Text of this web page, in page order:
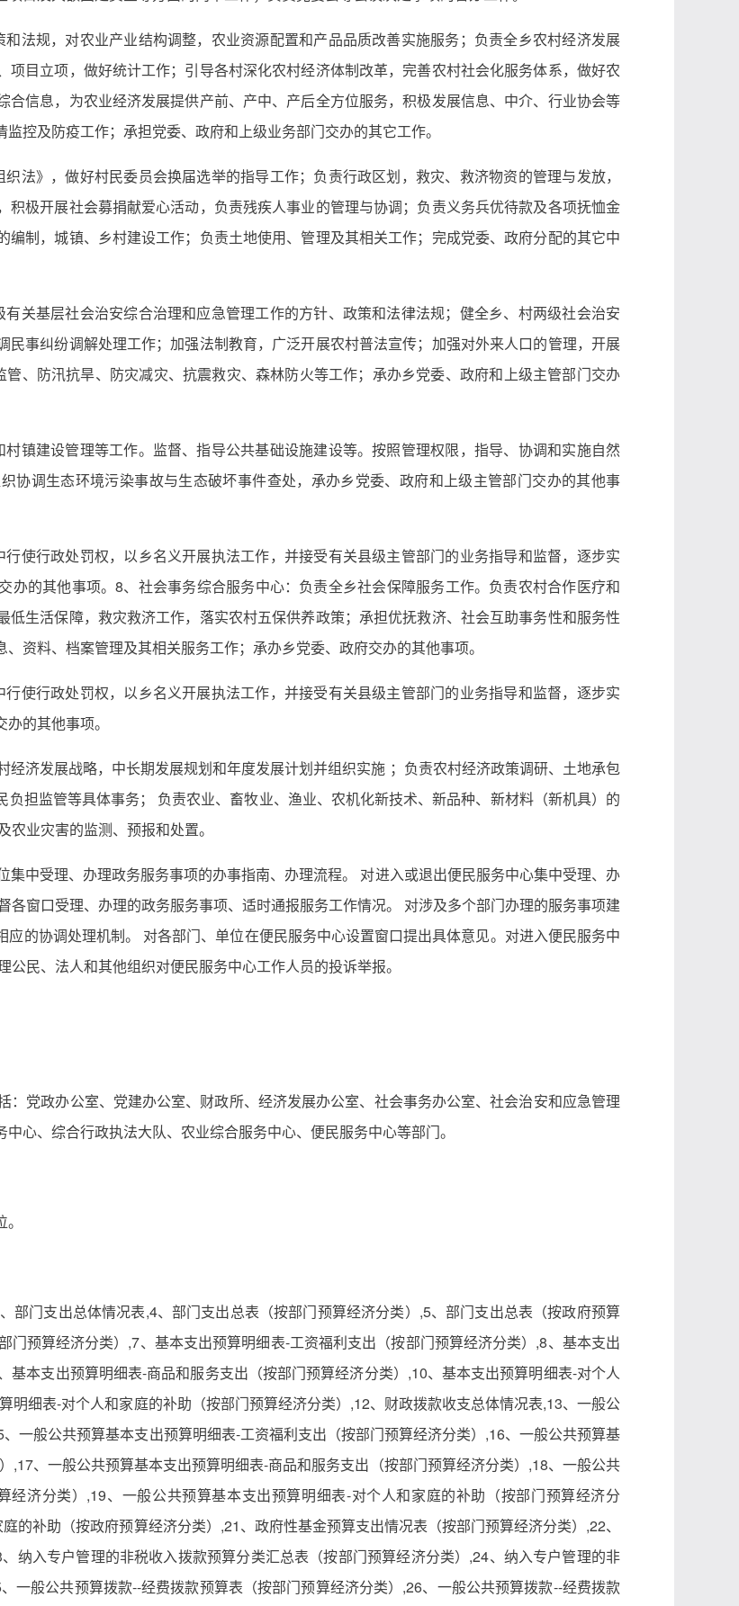
法规，对农业产业结构调整，农业资源配置和产品品质改善实施服务；负责全乡农村经济发展
目立项，做好统计工作；引导各村深化农村经济体制改革，完善农村社会化服务体系，做好农
信息，为农业经济发展提供产前、产中、产后全方位服务，积极发展信息、中介、行业协会等
控及防疫工作；承担党委、政府和上级业务部门交办的其它工作。
法》，做好村民委员会换届选举的指导工作；负责行政区划，救灾、救济物资的管理与发放，
极开展社会募捐献爱心活动，负责残疾人事业的管理与协调；负责义务兵优待款及各项抚恤金
制，城镇、乡村建设工作；负责土地使用、管理及其相关工作；完成党委、政府分配的其它中
关基层社会治安综合治理和应急管理工作的方针、政策和法律法规；健全乡、村两级社会治安
民事纠纷调解处理工作；加强法制教育，广泛开展农村普法宣传；加强对外来人口的管理，开展
、防汛抗旱、防灾减灾、抗震救灾、森林防火等工作；承办乡党委、政府和上级主管部门交办
镇建设管理等工作。监督、指导公共基础设施建设等。按照管理权限，指导、协调和实施自然
协调生态环境污染事故与生态破坏事件查处，承办乡党委、政府和上级主管部门交办的其他事
使行政处罚权，以乡名义开展执法工作，并接受有关县级主管部门的业务指导和监督，逐步实
办的其他事项。8、社会事务综合服务中心：负责全乡社会保障服务工作。负责农村合作医疗和
生活保障，救灾救济工作，落实农村五保供养政策；承担优抚救济、社会互助事务性和服务性
资料、档案管理及其相关服务工作；承办乡党委、政府交办的其他事项。
使行政处罚权，以乡名义开展执法工作，并接受有关县级主管部门的业务指导和监督，逐步实
的其他事项。
济发展战略，中长期发展规划和年度发展计划并组织实施 ；负责农村经济政策调研、土地承包
担监管等具体事务； 负责农业、畜牧业、渔业、农机化新技术、新品种、新材料（新机具）的
业灾害的监测、预报和处置。
中受理、办理政务服务事项的办事指南、办理流程。 对进入或退出便民服务中心集中受理、办
窗口受理、办理的政务服务事项、适时通报服务工作情况。 对涉及多个部门办理的服务事项建
的协调处理机制。 对各部门、单位在便民服务中心设置窗口提出具体意见。对进入便民服务中
民、法人和其他组织对便民服务中心工作人员的投诉举报。
党政办公室、党建办公室、财政所、经济发展办公室、社会事务办公室、社会治安和应急管理
心、综合行政执法大队、农业综合服务中心、便民服务中心等部门。
部门支出总体情况表,4、部门支出总表（按部门预算经济分类）,5、部门支出总表（按政府预算
预算经济分类）,7、基本支出预算明细表-工资福利支出（按部门预算经济分类）,8、基本支出
本支出预算明细表-商品和服务支出（按部门预算经济分类）,10、基本支出预算明细表-对个人
明细表-对个人和家庭的补助（按部门预算经济分类）,12、财政拨款收支总体情况表,13、一般公
一般公共预算基本支出预算明细表-工资福利支出（按部门预算经济分类）,16、一般公共预算基
,17、一般公共预算基本支出预算明细表-商品和服务支出（按部门预算经济分类）,18、一般公共
济分类）,19、一般公共预算基本支出预算明细表-对个人和家庭的补助（按部门预算经济分
的补助（按政府预算经济分类）,21、政府性基金预算支出情况表（按部门预算经济分类）,22、
纳入专户管理的非税收入拨款预算分类汇总表（按部门预算经济分类）,24、纳入专户管理的非
一般公共预算拨款--经费拨款预算表（按部门预算经济分类）,26、一般公共预算拨款--经费拨款